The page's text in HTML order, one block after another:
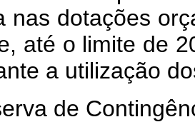
nas dotações
até o limite de
a utilização
de